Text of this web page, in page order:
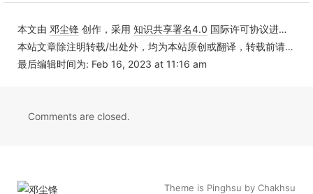
本文由 邓尘锋 创作，采用 知识共享署名4.0 国际许可协议进行许可
本站文章除注明转载/出处外，均为本站原创或翻译，转载前请务必署名
最后编辑时间为: Feb 16, 2023 at 11:16 am
Comments are closed.
Theme is Pinghsu by Chakhsu